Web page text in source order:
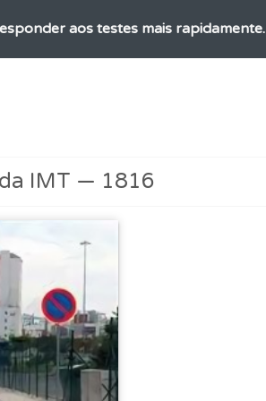
aos testes mais rapidamente.
dúvidas e ver resumos do código.
perfil.
para ir a exame.
IMT — 1816